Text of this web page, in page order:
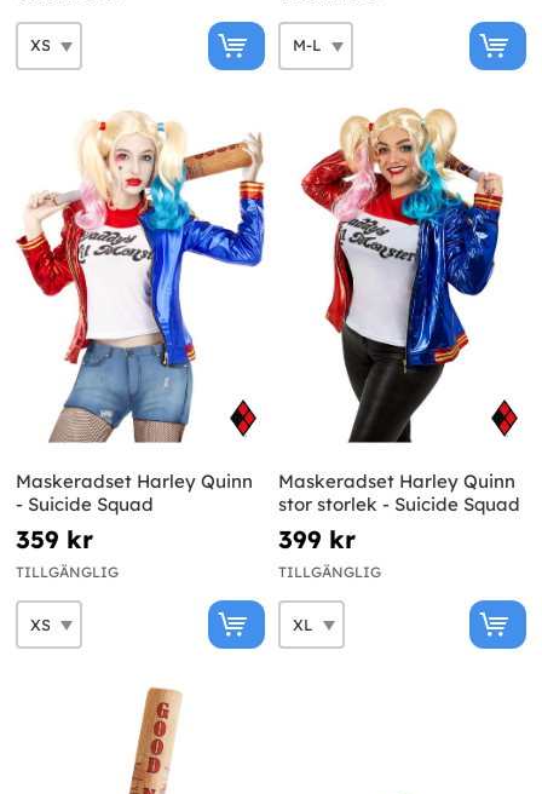
Maskeradset Harley Quinn
- Suicide Squad
359 kr
TILLGÄNGLIG
Maskeradset Harley Quinn
stor storlek - Suicide Squad
399 kr
TILLGÄNGLIG